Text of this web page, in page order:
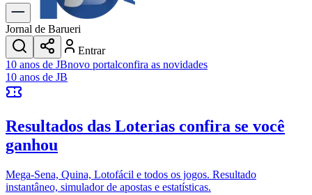
Dia a Dia & Lazer
Transportes
Gastronomia
Cinema & Shows
JogosNovo
Anuncie no Portal
Cadastrar Empresa
Divulgar Vagas
Política
Jornal de Barueri
Entrar
10 anos de JBnovo portalconfira as novidades
10 anos de JB
Resultados das Loterias confira se você
ganhou
Mega-Sena, Quina, Lotofácil e todos os jogos. Resultado
instantâneo, simulador de apostas e estatísticas.